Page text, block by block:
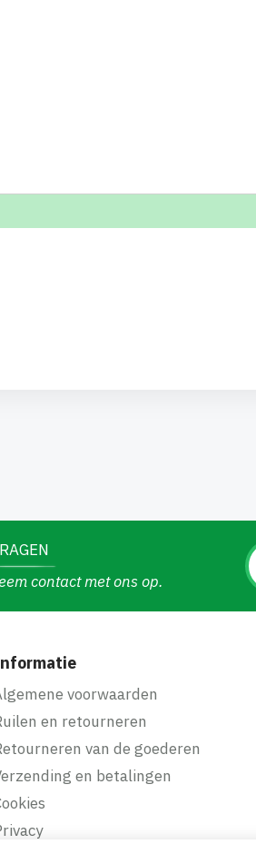
contact met ons op.
voorwaarden
en retourneren
van de goederen
en betalingen